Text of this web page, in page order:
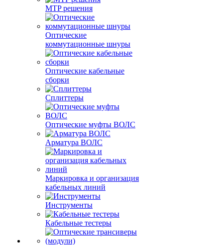
MTP решения
Оптические
коммутационные шнуры
Оптические кабельные
сборки
Сплиттеры
Оптические муфты ВОЛС
Арматура ВОЛС
Маркировка и организация
кабельных линий
Инструменты
Кабельные тестеры